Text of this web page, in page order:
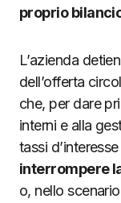
proprio
L’azienda
dell’offerta
che, per dare
interni e alla
tassi
interrompere
o, nello